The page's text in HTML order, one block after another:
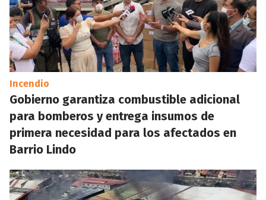
Incendio
Gobierno garantiza combustible adicional
para bomberos y entrega insumos de
primera necesidad para los afectados en
Barrio Lindo